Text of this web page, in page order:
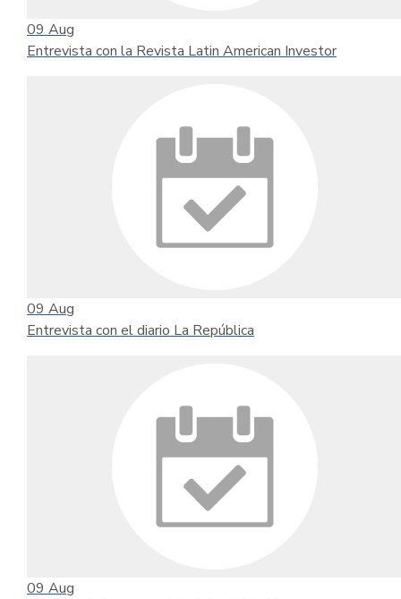
09 Aug
Entrevista con la Revista Latin American Investor
09 Aug
Entrevista con el diario La República
09 Aug